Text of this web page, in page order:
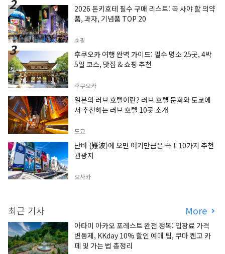
2026 돈키호테 필수 구매 리스트: 꼭 사야 할 의약
품, 과자, 기념품 TOP 20
쇼핑
후쿠오카 여행 완벽 가이드: 필수 명소 25곳, 4박
5일 코스, 맛집 & 쇼핑 추천
후쿠오카
일본의 러브 호텔이란? 러브 호텔 문화와 도쿄에
서 추천하는 러브 호텔 10곳 소개
도쿄
난바 (難波)에 오면 여기만큼은 꼭！10가지 추천
관광지
오사카
최근 기사 More
아타미 아카오 포레스트 완전 정복: 입장료 가격
변동제, KKday 10% 할인 예매 팁, 쿠마 켄고 카
페 및 가는 법 총정리